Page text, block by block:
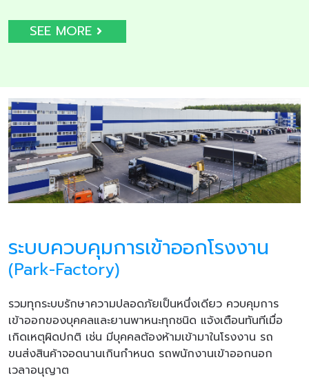
SEE MORE
ระบบควบคุมการเข้าออกโรงงาน
(Park-Factory)
รวมทุกระบบรักษาความปลอดภัยเป็นหนึ่งเดียว ควบคุมการ
เข้าออกของบุคคลและยานพาหนะทุกชนิด แจ้งเตือนทันทีเมื่อ
เกิดเหตุผิดปกติ เช่น มีบุคคลต้องห้ามเข้ามาในโรงงาน รถ
ขนส่งสินค้าจอดนานเกินกำหนด รถพนักงานเข้าออกนอก
เวลาอนุญาต